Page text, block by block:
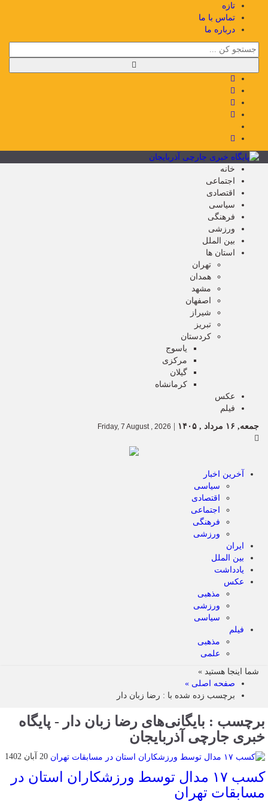
تازه
تماس با ما
درباره ما
خانه
اجتماعی
اقتصادی
سیاسی
فرهنگی
ورزشی
بین الملل
استان ها
تهران
همدان
مشهد
اصفهان
شیراز
تبریز
کردستان
یاسوج
مرکزی
گیلان
کرمانشاه
عکس
فیلم
جمعه, ۱۶ مرداد , ۱۴۰۵
Friday, 7 August , 2026
آخرین اخبار
سیاسی
اقتصادی
اجتماعی
فرهنگی
ورزشی
ایران
بین الملل
یادداشت
عکس
مذهبی
ورزشی
سیاسی
فیلم
مذهبی
علمی
شما اینجا هستید »
صفحه اصلی »
برچسب زده شده با : رضا زبان دار
برچسب : بایگانی‌های رضا زبان دار - پایگاه
خبری جارچی آذربایجان
20 آبان 1402
کسب ۱۷ مدال توسط ورزشکاران استان در
مسابقات تهران